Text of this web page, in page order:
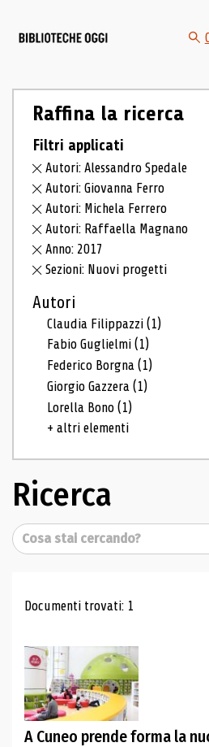
Raffina la ricerca
Filtri applicati
Autori: Alessandro Spedale
Autori: Giovanna Ferro
Autori: Michela Ferrero
Autori: Raffaella Magnano
Anno: 2017
Sezioni: Nuovi progetti
Autori
Claudia Filippazzi(1)
Fabio Guglielmi(1)
Federico Borgna(1)
Giorgio Gazzera(1)
Lorella Bono(1)
+ altri elementi
Ricerca
Cerca
Risultati di
Documenti trovati: 1
A Cuneo prende forma la